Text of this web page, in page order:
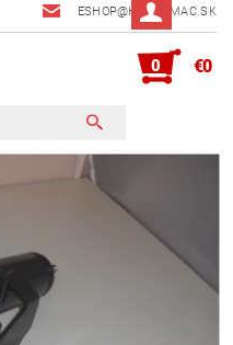
ESHOP@HYDRAMAC.SK
0 €0